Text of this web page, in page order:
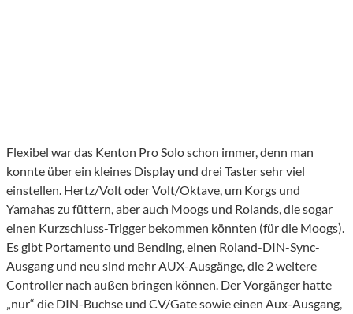
Flexibel war das Kenton Pro Solo schon immer, denn man
konnte über ein kleines Display und drei Taster sehr viel
einstellen. Hertz/Volt oder Volt/Oktave, um Korgs und
Yamahas zu füttern, aber auch Moogs und Rolands, die sogar
einen Kurzschluss-Trigger bekommen könnten (für die Moogs).
Es gibt Portamento und Bending, einen Roland-DIN-Sync-
Ausgang und neu sind mehr AUX-Ausgänge, die 2 weitere
Controller nach außen bringen können. Der Vorgänger hatte
„nur“ die DIN-Buchse und CV/Gate sowie einen Aux-Ausgang,